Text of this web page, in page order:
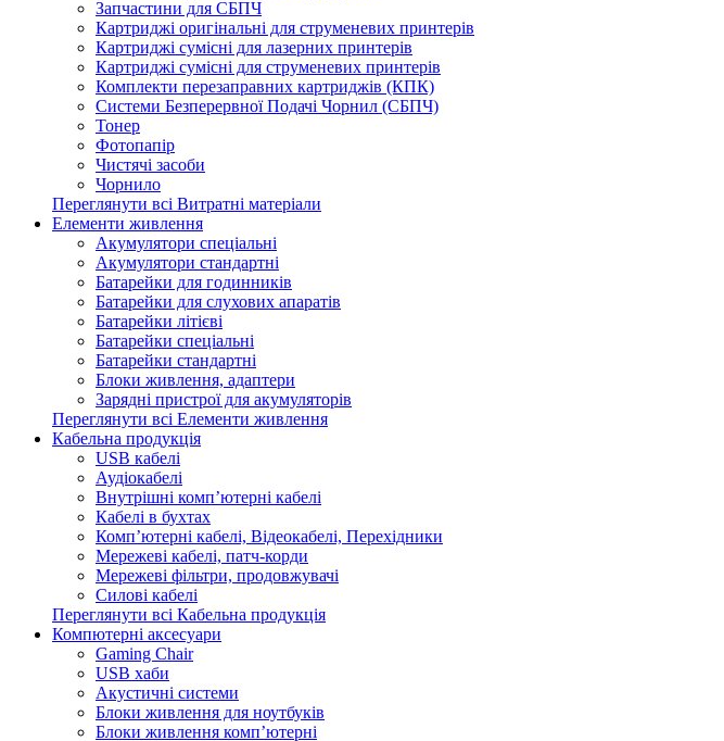
Запчастини для СБПЧ
Картриджі оригінальні для струменевих принтерів
Картриджі сумісні для лазерних принтерів
Картриджі сумісні для струменевих принтерів
Комплекти перезаправних картриджів (КПК)
Системи Безперервної Подачі Чорнил (СБПЧ)
Тонер
Фотопапір
Чистячі засоби
Чорнило
Переглянути всі Витратні матеріали
Елементи живлення
Акумулятори спеціальні
Акумулятори стандартні
Батарейки для годинників
Батарейки для слухових апаратів
Батарейки літієві
Батарейки спеціальні
Батарейки стандартні
Блоки живлення, адаптери
Зарядні пристрої для акумуляторів
Переглянути всі Елементи живлення
Кабельна продукція
USB кабелі
Аудіокабелі
Внутрішні комп’ютерні кабелі
Кабелі в бухтах
Комп’ютерні кабелі, Відеокабелі, Перехідники
Мережеві кабелі, патч-корди
Мережеві фільтри, продовжувачі
Силові кабелі
Переглянути всі Кабельна продукція
Компютерні аксесуари
Gaming Chair
USB хаби
Акустичні системи
Блоки живлення для ноутбуків
Блоки живлення комп’ютерні